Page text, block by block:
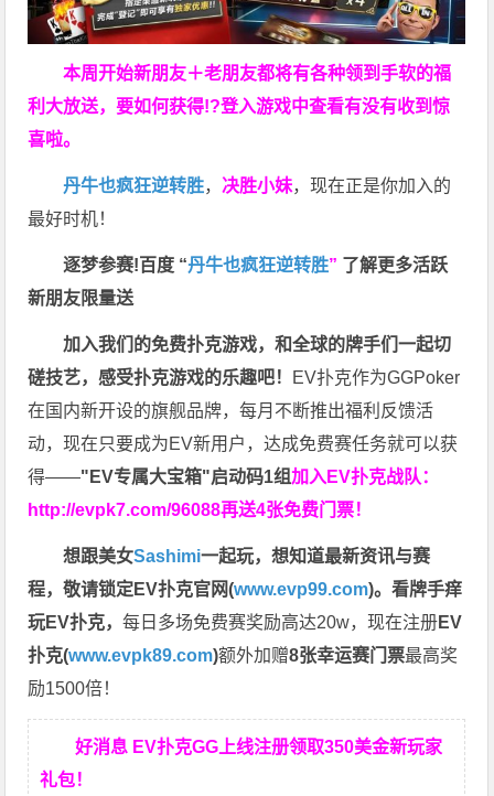
本周开始新朋友＋老朋友都将有各种领到手软的福
利大放送，要如何获得!?登入游戏中查看有没有收到惊
喜啦。
丹牛也疯狂逆转胜， 决胜小妹，现在正是你加入的
最好时机！
逐梦参赛!百度 “丹牛也疯狂逆转胜” 了解更多活跃
新朋友限量送
加入我们的免费扑克游戏，和全球的牌手们一起切
磋技艺，感受扑克游戏的乐趣吧！ EV扑克作为GGPoker
在国内新开设的旗舰品牌，每月不断推出福利反馈活
动，现在只要成为EV新用户，达成免费赛任务就可以获
得——"EV专属大宝箱"启动码1组加入EV扑克战队：
http://evpk7.com/96088再送4张免费门票！
想跟美女Sashimi一起玩，想知道最新资讯与赛
程，敬请锁定EV扑克官网(www.evp99.com)。看牌手痒
玩EV扑克，每日多场免费赛奖励高达20w，现在注册EV
扑克(www.evpk89.com)额外加赠8张幸运赛门票最高奖
励1500倍！
好消息 EV扑克GG上线注册领取350美金新玩家
礼包！